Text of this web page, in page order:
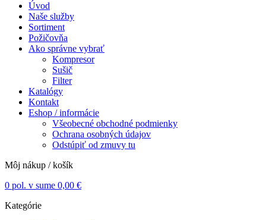
Úvod
Naše služby
Sortiment
Požičovňa
Ako správne vybrať
Kompresor
Sušič
Filter
Katalógy
Kontakt
Eshop / informácie
Všeobecné obchodné podmienky
Ochrana osobných údajov
Odstúpiť od zmuvy tu
Môj nákup / košík
0 pol. v sume 0,00 €
Kategórie